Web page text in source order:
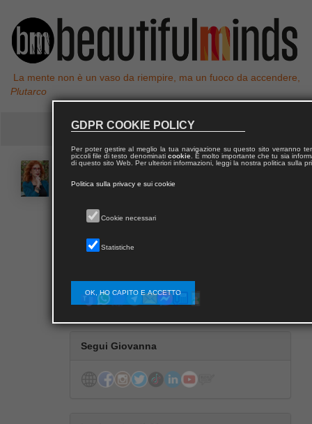
La mente non è un vaso da riempire, ma un fuoco da accendere,
Plutarco
GiovannaDORIA
Segui Giovanna
GDPR COOKIE POLICY
Per poter gestire al meglio la tua navigazione su questo sito verranno
piccoli file di testo denominati cookie. È molto importante che tu sia
di questo sito Web. Per ulteriori informazioni, leggi la nostra politica sulla
Politica sulla privacy e sui cookie
Cookie necessari
Statistiche
OK, HO CAPITO E ACCETTO